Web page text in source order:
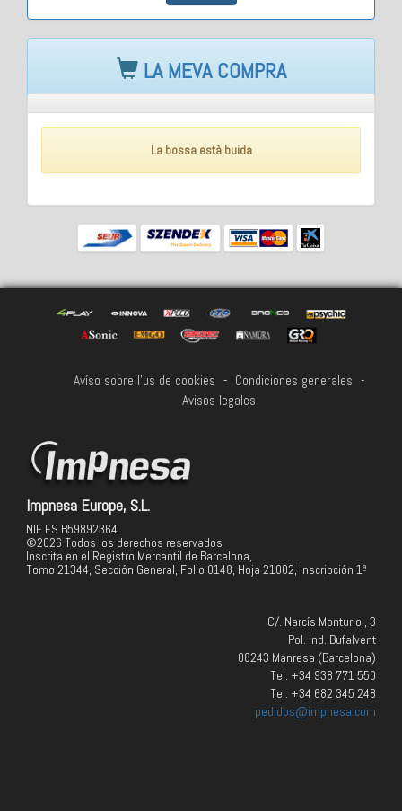
LA MEVA COMPRA
La bossa està buida
Avíso sobre l'us de cookies - Condiciones generales -
Avisos legales
Impnesa Europe, S.L.
NIF ES B59892364
©2026 Todos los derechos reservados
Inscrita en el Registro Mercantil de Barcelona,
Tomo 21344, Sección General, Folio 0148, Hoja 21002, Inscripción 1ª
C/. Narcís Monturiol, 3
Pol. Ind. Bufalvent
08243 Manresa (Barcelona)
Tel. +34 938 771 550
Tel. +34 682 345 248
pedidos@impnesa.com